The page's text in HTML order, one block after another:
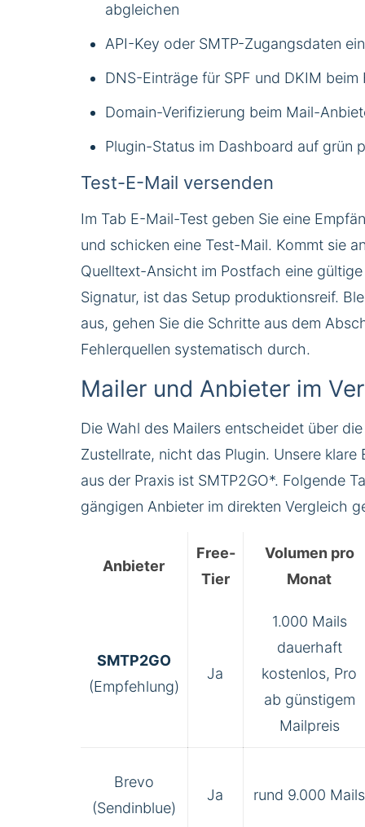
abgleichen
API-Key oder SMTP-Zugangsdaten
DNS-Einträge für SPF und DKIM beim
Domain-Verifizierung beim Mail-
Plugin-Status im Dashboard auf grün
Test-E-Mail versenden
Im Tab E-Mail-Test geben Sie eine
und schicken eine Test-Mail. Kommt sie
Quelltext-Ansicht im Postfach eine
Signatur, ist das Setup produktionsreif.
aus, gehen Sie die Schritte aus dem
Fehlerquellen systematisch durch.
Mailer und Anbieter im
Die Wahl des Mailers entscheidet über
Zustellrate, nicht das Plugin. Unsere klare
aus der Praxis ist SMTP2GO*. Folgende
gängigen Anbieter im direkten Vergleich
Anbieter
Free-
Tier
Volumen pro
Monat
SMTP2GO
(Empfehlung)
Ja
1.000 Mails
dauerhaft
kostenlos, Pro
ab günstigem
Mailpreis
Brevo
(Sendinblue)
Ja rund 9.000 Mails